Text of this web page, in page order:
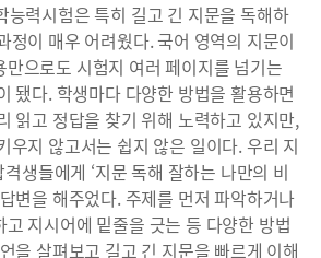
력시험은 특히 길고 긴 지문을 독해하
정이 매우 어려웠다. 국어 영역의 지문이
으로도 시험지 여러 페이지를 넘기는
됐다. 학생마다 다양한 방법을 활용하면
읽고 정답을 찾기 위해 노력하고 있지만,
우지 않고서는 쉽지 않은 일이다. 우리 지
생들에게 ‘지문 독해 잘하는 나만의 비
변을 해주었다. 주제를 먼저 파악하거나
지시어에 밑줄을 긋는 등 다양한 방법
을 살펴보고 길고 긴 지문을 빠르게 이해